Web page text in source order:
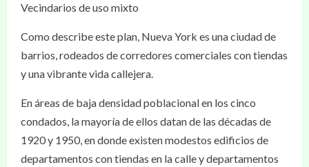
Vecindarios de uso mixto
Como describe este plan, Nueva York es una ciudad de
barrios, rodeados de corredores comerciales con tiendas
y una vibrante vida callejera.
En áreas de baja densidad poblacional en los cinco
condados, la mayoría de ellos datan de las décadas de
1920 y 1950, en donde existen modestos edificios de
departamentos con tiendas en la calle y departamentos